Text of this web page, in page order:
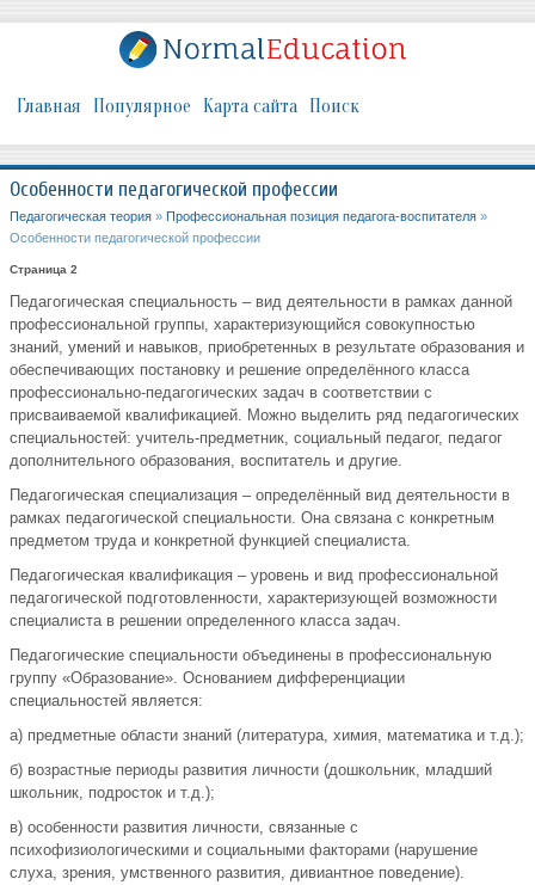
Главная Популярное Карта сайта Поиск
Особенности педагогической профессии
Педагогическая теория » Профессиональная позиция педагога-воспитателя »
Особенности педагогической профессии
Страница 2
Педагогическая специальность – вид деятельности в рамках данной
профессиональной группы, характеризующийся совокупностью
знаний, умений и навыков, приобретенных в результате образования и
обеспечивающих постановку и решение определённого класса
профессионально-педагогических задач в соответствии с
присваиваемой квалификацией. Можно выделить ряд педагогических
специальностей: учитель-предметник, социальный педагог, педагог
дополнительного образования, воспитатель и другие.
Педагогическая специализация – определённый вид деятельности в
рамках педагогической специальности. Она связана с конкретным
предметом труда и конкретной функцией специалиста.
Педагогическая квалификация – уровень и вид профессиональной
педагогической подготовленности, характеризующей возможности
специалиста в решении определенного класса задач.
Педагогические специальности объединены в профессиональную
группу «Образование». Основанием дифференциации
специальностей является:
а) предметные области знаний (литература, химия, математика и т.д.);
б) возрастные периоды развития личности (дошкольник, младший
школьник, подросток и т.д.);
в) особенности развития личности, связанные с
психофизиологическими и социальными факторами (нарушение
слуха, зрения, умственного развития, дивиантное поведение).